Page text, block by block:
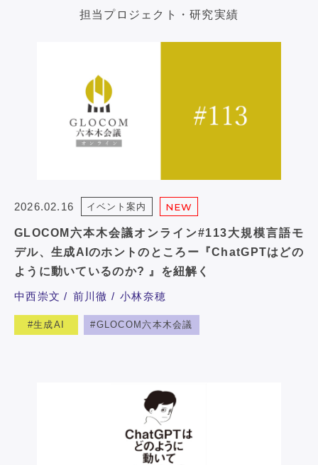
担当プロジェクト・研究実績
2026.02.16 イベント案内 NEW
GLOCOM六本木会議オンライン#113大規模言語モ
デル、生成AIのホントのところー『ChatGPTはどの
ように動いているのか? 』を紐解く
中西崇文 前川徹 小林奈穂
生成AI GLOCOM六本木会議